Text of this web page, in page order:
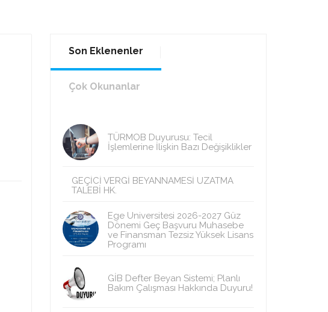
Son Eklenenler
Çok Okunanlar
TÜRMOB Duyurusu: Tecil
İşlemlerine İlişkin Bazı Değişiklikler
GEÇİCİ VERGİ BEYANNAMESİ UZATMA
TALEBİ HK.
Ege Üniversitesi 2026-2027 Güz
Dönemi Geç Başvuru Muhasebe
ve Finansman Tezsiz Yüksek Lisans
Programı
GİB Defter Beyan Sistemi; Planlı
Bakım Çalışması Hakkında Duyuru!